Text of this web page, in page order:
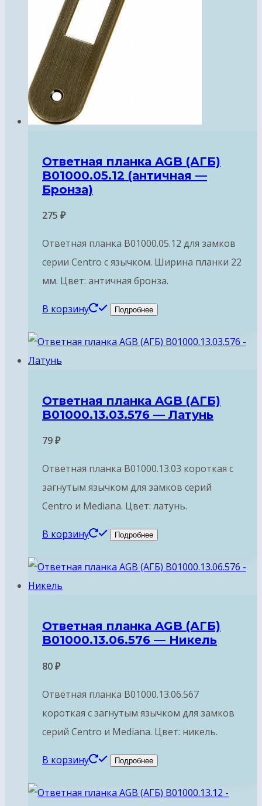
Ответная планка AGB (АГБ)
B01000.05.12 (античная —
Бронза)
275 ₽
Ответная планка B01000.05.12 для замков
серии Centro с язычком. Ширина планки 22
мм. Цвет: античная бронза.
В корзину Подробнее
Ответная планка AGB (АГБ)
B01000.13.03.576 — Латунь
79₽
Ответная планка B01000.13.03 короткая с
загнутым язычком для замков серий
Centro и Mediana. Цвет: латунь.
В корзину Подробнее
Ответная планка AGB (АГБ)
B01000.13.06.576 — Никель
80₽
Ответная планка B01000.13.06.567
короткая с загнутым язычком для замков
серий Centro и Mediana. Цвет: никель.
В корзину Подробнее